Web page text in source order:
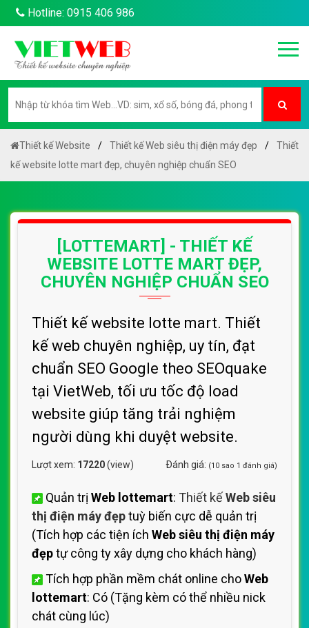
Hotline: 0915 406 986
Thiết kế Website Thiết kế Web siêu thị điện máy đẹp
Thiết
kế website lotte mart đẹp, chuyên nghiệp chuẩn SEO
[LOTTEMART] - THIẾT KẾ
WEBSITE LOTTE MART ĐẸP,
CHUYÊN NGHIỆP CHUẨN SEO
Thiết kế website lotte mart. Thiết
kế web chuyên nghiệp, uy tín, đạt
chuẩn SEO Google theo SEOquake
tại VietWeb, tối ưu tốc độ load
website giúp tăng trải nghiệm
người dùng khi duyệt website.
Lượt xem: 17220(view) Ðánh giá: (10 sao 1 đánh giá)
Quản trị Web lottemart: Thiết kếWeb siêu
thị điện máy đẹptuỳ biến cực dễ quản trị
(Tích hợp các tiện ích Web siêu thị điện máy
đẹptự công ty xây dựng cho khách hàng)
Tích hợp phần mềm chát online choWeb
lottemart: Có (Tặng kèm có thể nhiều nick
chát cùng lúc)